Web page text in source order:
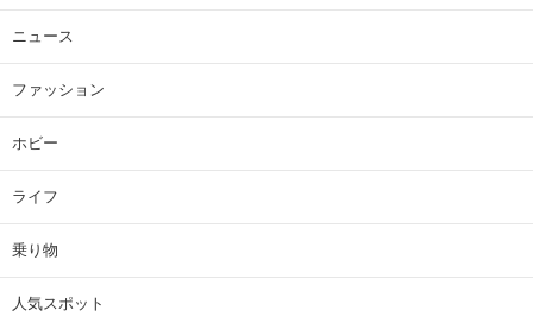
ニュース
ファッション
ホビー
ライフ
乗り物
人気スポット